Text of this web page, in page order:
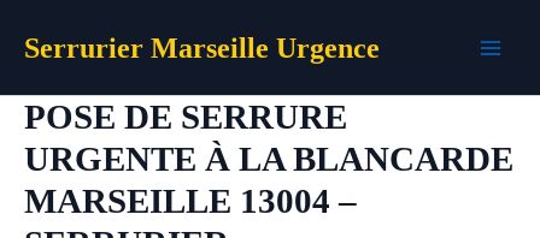
Serrurier Marseille Urgence
POSE DE SERRURE
URGENTE À LA BLANCARDE
MARSEILLE 13004 –